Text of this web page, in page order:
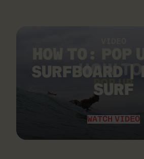
HOW TO: POP
SURFBOARD |
SURF
WATCH VIDEO